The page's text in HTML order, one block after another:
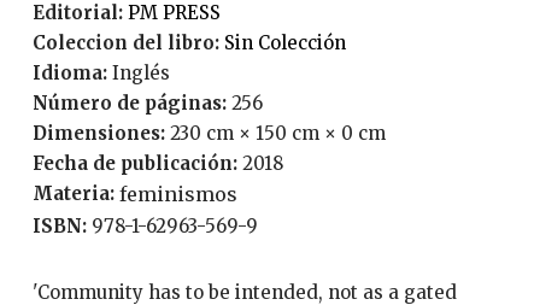
Editorial:
PM PRESS
Coleccion del libro:
Sin Colección
Idioma: Inglés
Número de páginas:
256
Dimensiones: 230 cm × 150 cm × 0 cm
Fecha de publicación:
2018
Materia: feminismos
ISBN: 978-1-62963-569-9
'Community has to be intended, not as a gated